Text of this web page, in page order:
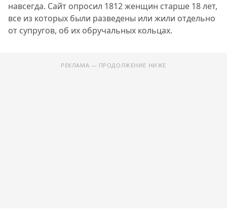
навсегда. Сайт опросил 1812 женщин старше 18 лет,
все из которых были разведены или жили отдельно
от супругов, об их обручальных кольцах.
РЕКЛАМА — ПРОДОЛЖЕНИЕ НИЖЕ